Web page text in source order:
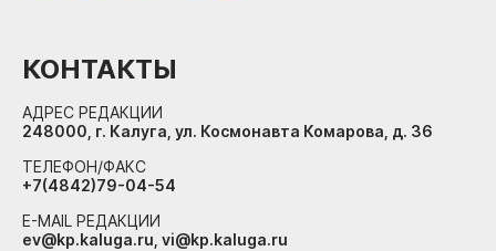
КОНТАКТЫ
АДРЕС РЕДАКЦИИ
248000, г. Калуга, ул. Космонавта Комарова, д. 36
ТЕЛЕФОН/ФАКС
+7(4842)79-04-54
E-MAIL РЕДАКЦИИ
ev@kp.kaluga.ru, vi@kp.kaluga.ru